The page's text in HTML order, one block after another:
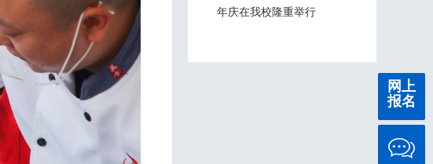
年庆在我校隆重举行
网上
报名